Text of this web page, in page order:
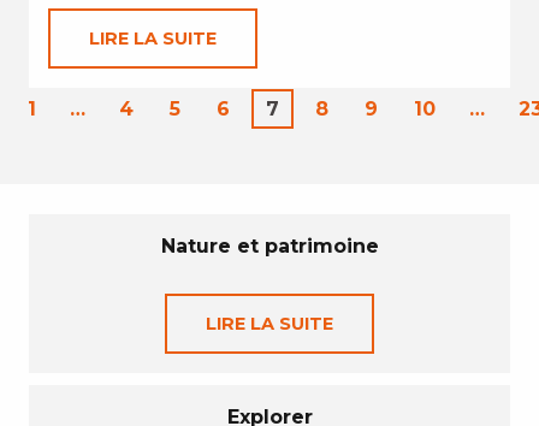
LIRE LA SUITE
1 … 4 5 6 7 8 9 10 …
Nature et patrimoine
LIRE LA SUITE
Explorer